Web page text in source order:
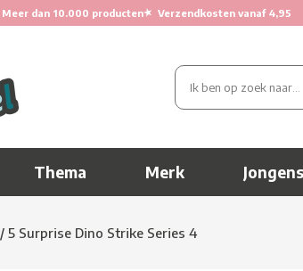
Meer dan 10.000 producten★ Verzendkosten vanaf 4,95
Thema Merk Jongens
/ 5 Surprise Dino Strike Series 4